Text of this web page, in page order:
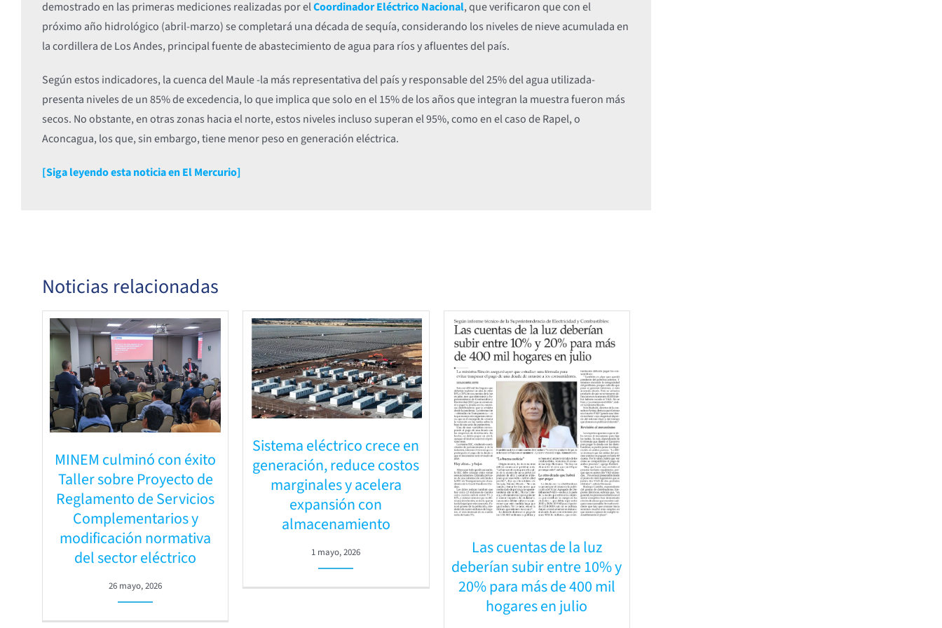
demostrado en las primeras mediciones realizadas por elCoordinador Eléctrico Nacional, que verificaron que con el
próximo año hidrológico (abril-marzo) se completará una década de sequía, considerando los niveles de nieve acumulada en
la cordillera de Los Andes, principal fuente de abastecimiento de agua para ríos y afluentes del país.
Según estos indicadores, la cuenca del Maule -la más representativa del país y responsable del 25% del agua utilizada-
presenta niveles de un 85% de excedencia, lo que implica que solo en el 15% de los años que integran la muestra fueron más
secos. No obstante, en otras zonas hacia el norte, estos niveles incluso superan el 95%, como en el caso de Rapel, o
Aconcagua, los que, sin embargo, tiene menor peso en generación eléctrica.
[Siga leyendo esta noticia en El Mercurio]
Noticias relacionadas
MINEM culminó con éxito
Taller sobre Proyecto de
Reglamento de Servicios
Complementarios y
modificación normativa
del sector eléctrico
26 mayo, 2026
Sistema eléctrico crece en
generación, reduce costos
marginales y acelera
expansión con
almacenamiento
1 mayo, 2026
Las cuentas de la luz
deberían subir entre 10% y
20% para más de 400 mil
hogares en julio